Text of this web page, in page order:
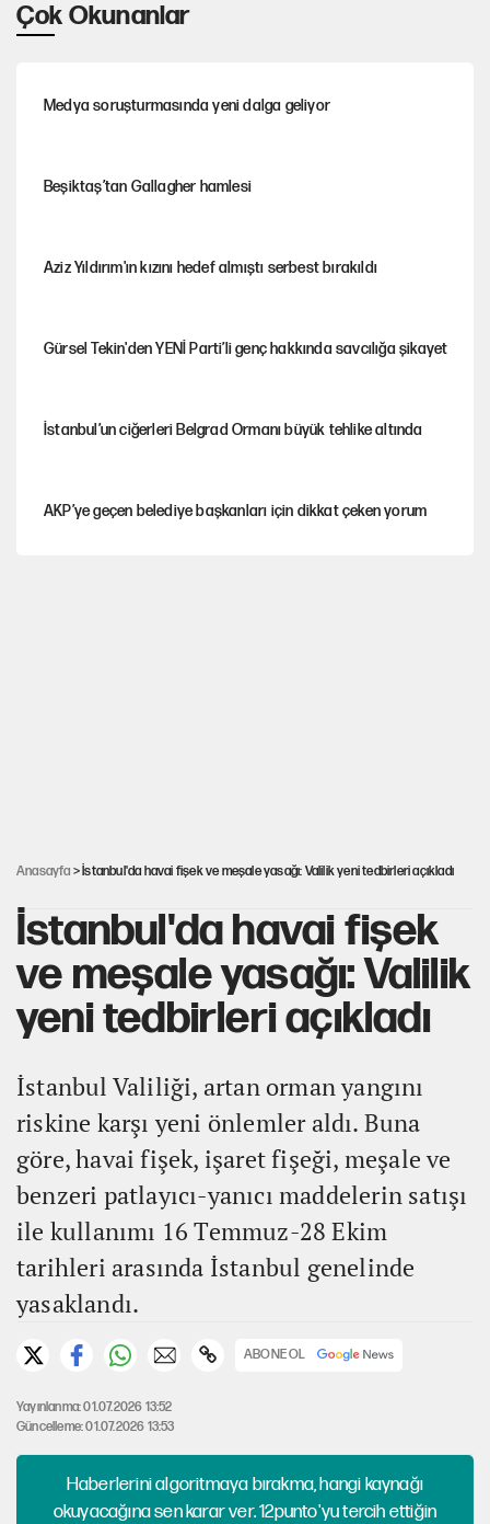
Çok Okunanlar
Medya soruşturmasında yeni dalga geliyor
Beşiktaş’tan Gallagher hamlesi
Aziz Yıldırım'ın kızını hedef almıştı serbest bırakıldı
Gürsel Tekin'den YENİ Parti’li genç hakkında savcılığa şikayet
İstanbul’un ciğerleri Belgrad Ormanı büyük tehlike altında
AKP’ye geçen belediye başkanları için dikkat çeken yorum
Anasayfa > İstanbul'da havai fişek ve meşale yasağı: Valilik yeni tedbirleri açıkladı
İstanbul'da havai fişek
ve meşale yasağı: Valilik
yeni tedbirleri açıkladı
İstanbul Valiliği, artan orman yangını
riskine karşı yeni önlemler aldı. Buna
göre, havai fişek, işaret fişeği, meşale ve
benzeri patlayıcı-yanıcı maddelerin satışı
ile kullanımı 16 Temmuz-28 Ekim
tarihleri arasında İstanbul genelinde
yasaklandı.
ABONE OL
Yayınlanma: 01.07.2026 13:52
Güncelleme: 01.07.2026 13:53
Haberlerini algoritmaya bırakma, hangi kaynağı
okuyacağına sen karar ver. 12punto'yu tercih ettiğin